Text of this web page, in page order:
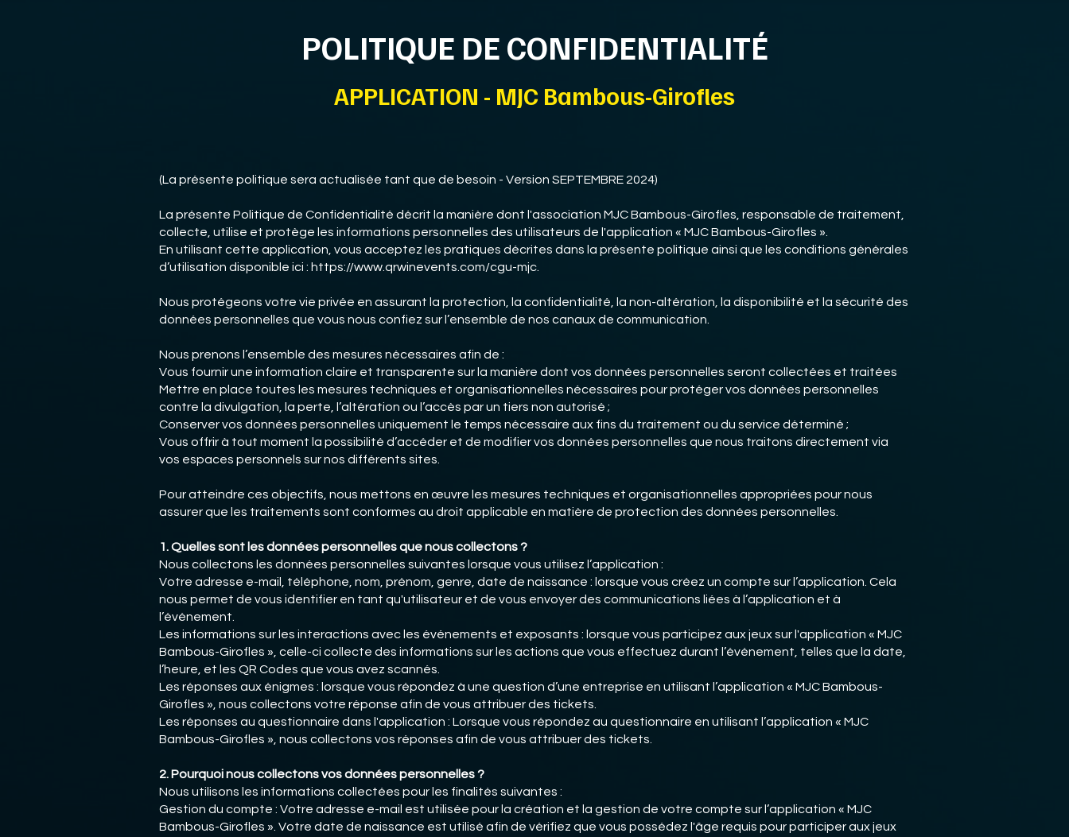
POLITIQUE DE CONFIDENTIALITÉ
APPLICATION - MJC Bambous-Girofles
(La présente politique sera actualisée tant que de besoin - Version SEPTEMBRE 2024)
La présente Politique de Confidentialité décrit la manière dont l'association MJC Bambous-Girofles, responsable de traitement,
collecte, utilise et protège les informations personnelles des utilisateurs de l'application « MJC Bambous-Girofles ».
En utilisant cette application, vous acceptez les pratiques décrites dans la présente politique ainsi que les conditions générales
d’utilisation disponible ici : https://www.qrwinevents.com/cgu-mjc.
Nous protégeons votre vie privée en assurant la protection, la confidentialité, la non-altération, la disponibilité et la sécurité des
données personnelles que vous nous confiez sur l’ensemble de nos canaux de communication.
Nous prenons l’ensemble des mesures nécessaires afin de :
Vous fournir une information claire et transparente sur la manière dont vos données personnelles seront collectées et traitées
Mettre en place toutes les mesures techniques et organisationnelles nécessaires pour protéger vos données personnelles
contre la divulgation, la perte, l’altération ou l’accès par un tiers non autorisé ;
Conserver vos données personnelles uniquement le temps nécessaire aux fins du traitement ou du service déterminé ;
Vous offrir à tout moment la possibilité d’accéder et de modifier vos données personnelles que nous traitons directement via
vos espaces personnels sur nos différents sites.
Pour atteindre ces objectifs, nous mettons en œuvre les mesures techniques et organisationnelles appropriées pour nous
assurer que les traitements sont conformes au droit applicable en matière de protection des données personnelles.
1. Quelles sont les données personnelles que nous collectons ?
Nous collectons les données personnelles suivantes lorsque vous utilisez l’application :
Votre adresse e-mail, téléphone, nom, prénom, genre, date de naissance : lorsque vous créez un compte sur l’application. Cela
nous permet de vous identifier en tant qu'utilisateur et de vous envoyer des communications liées à l’application et à
l’événement.
Les informations sur les interactions avec les événements et exposants : lorsque vous participez aux jeux sur l'application « MJC
Bambous-Girofles », celle-ci collecte des informations sur les actions que vous effectuez durant l’événement, telles que la date,
l’heure, et les QR Codes que vous avez scannés.
Les réponses aux énigmes : lorsque vous répondez à une question d’une entreprise en utilisant l’application « MJC Bambous-
Girofles », nous collectons votre réponse afin de vous attribuer des tickets.
Les réponses au questionnaire dans l'application : Lorsque vous répondez au questionnaire en utilisant l’application « MJC
Bambous-Girofles », nous collectons vos réponses afin de vous attribuer des tickets.
2. Pourquoi nous collectons vos données personnelles ?
Nous utilisons les informations collectées pour les finalités suivantes :
Gestion du compte : Votre adresse e-mail est utilisée pour la création et la gestion de votre compte sur l’application « MJC
Bambous-Girofles ». Votre date de naissance est utilisé afin de vérifiez que vous possédez l'âge requis pour participer aux jeux